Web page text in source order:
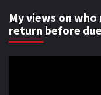
My views on
return before